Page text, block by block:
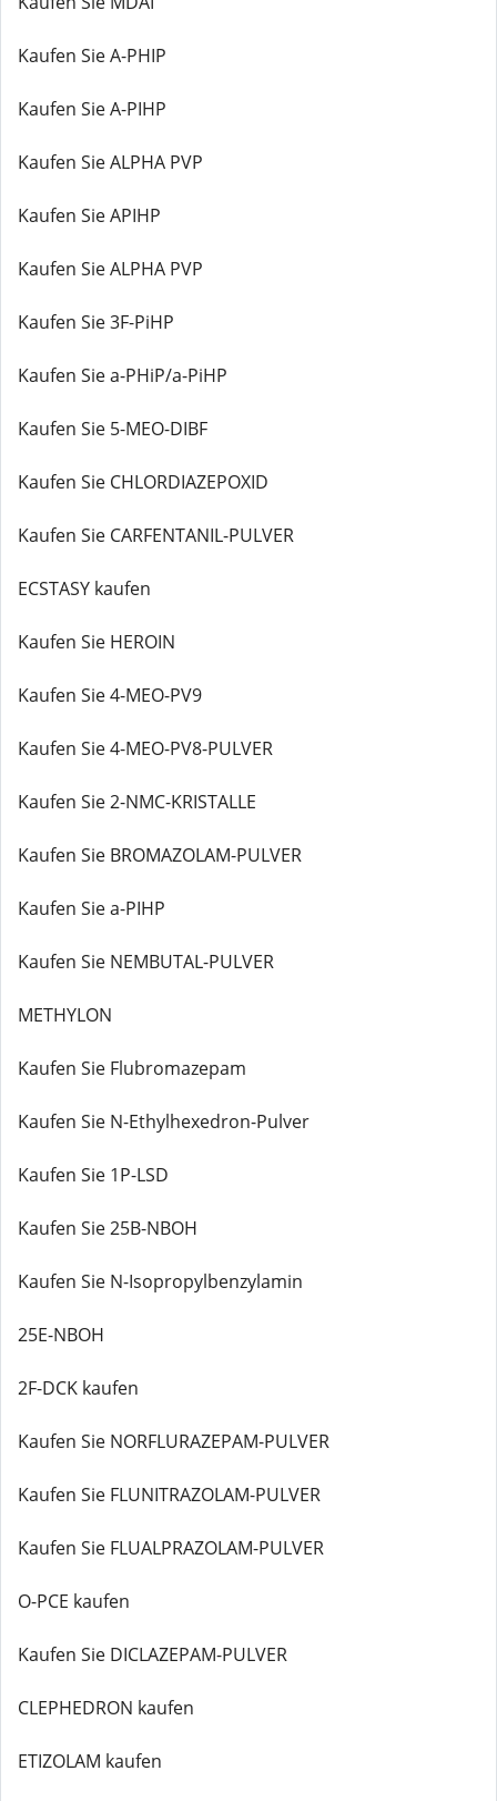
Kaufen Sie A-PHIP
Kaufen Sie A-PIHP
Kaufen Sie ALPHA PVP
Kaufen Sie APIHP
Kaufen Sie ALPHA PVP
Kaufen Sie 3F-PiHP
Kaufen Sie a-PHiP/a-PiHP
Kaufen Sie 5-MEO-DIBF
Kaufen Sie CHLORDIAZEPOXID
Kaufen Sie CARFENTANIL-PULVER
ECSTASY kaufen
Kaufen Sie HEROIN
Kaufen Sie 4-MEO-PV9
Kaufen Sie 4-MEO-PV8-PULVER
Kaufen Sie 2-NMC-KRISTALLE
Kaufen Sie BROMAZOLAM-PULVER
Kaufen Sie a-PIHP
Kaufen Sie NEMBUTAL-PULVER
METHYLON
Kaufen Sie Flubromazepam
Kaufen Sie N-Ethylhexedron-Pulver
Kaufen Sie 1P-LSD
Kaufen Sie 25B-NBOH
Kaufen Sie N-Isopropylbenzylamin
25E-NBOH
2F-DCK kaufen
Kaufen Sie NORFLURAZEPAM-PULVER
Kaufen Sie FLUNITRAZOLAM-PULVER
Kaufen Sie FLUALPRAZOLAM-PULVER
O-PCE kaufen
Kaufen Sie DICLAZEPAM-PULVER
CLEPHEDRON kaufen
ETIZOLAM kaufen